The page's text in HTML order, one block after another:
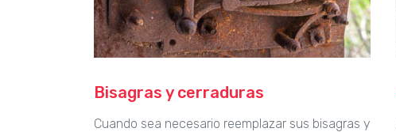
Bisagras y cerraduras
Cuando sea necesario reemplazar sus bisagras y